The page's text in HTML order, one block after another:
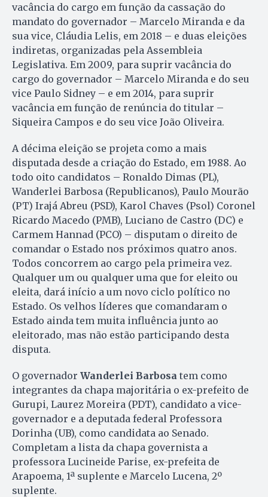
vacância do cargo em função da cassação do
mandato do governador – Marcelo Miranda e da
sua vice, Cláudia Lelis, em 2018 – e duas eleições
indiretas, organizadas pela Assembleia
Legislativa. Em 2009, para suprir vacância do
cargo do governador – Marcelo Miranda e do seu
vice Paulo Sidney – e em 2014, para suprir
vacância em função de renúncia do titular –
Siqueira Campos e do seu vice João Oliveira.
A décima eleição se projeta como a mais
disputada desde a criação do Estado, em 1988. Ao
todo oito candidatos – Ronaldo Dimas (PL),
Wanderlei Barbosa (Republicanos), Paulo Mourão
(PT) Irajá Abreu (PSD), Karol Chaves (Psol) Coronel
Ricardo Macedo (PMB), Luciano de Castro (DC) e
Carmem Hannad (PCO) – disputam o direito de
comandar o Estado nos próximos quatro anos.
Todos concorrem ao cargo pela primeira vez.
Qualquer um ou qualquer uma que for eleito ou
eleita, dará início a um novo ciclo político no
Estado. Os velhos líderes que comandaram o
Estado ainda tem muita influência junto ao
eleitorado, mas não estão participando desta
disputa.
O governador Wanderlei Barbosa tem como
integrantes da chapa majoritária o ex-prefeito de
Gurupi, Laurez Moreira (PDT), candidato a vice-
governador e a deputada federal Professora
Dorinha (UB), como candidata ao Senado.
Completam a lista da chapa governista a
professora Lucineide Parise, ex-prefeita de
Arapoema, 1ª suplente e Marcelo Lucena, 2º
suplente.